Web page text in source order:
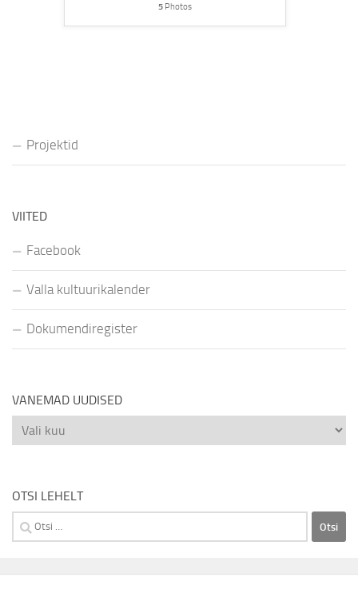
5 Photos
Projektid
VIITED
Facebook
Valla kultuurikalender
Dokumendiregister
VANEMAD UUDISED
Vanemad
uudised
OTSI LEHELT
Otsi: